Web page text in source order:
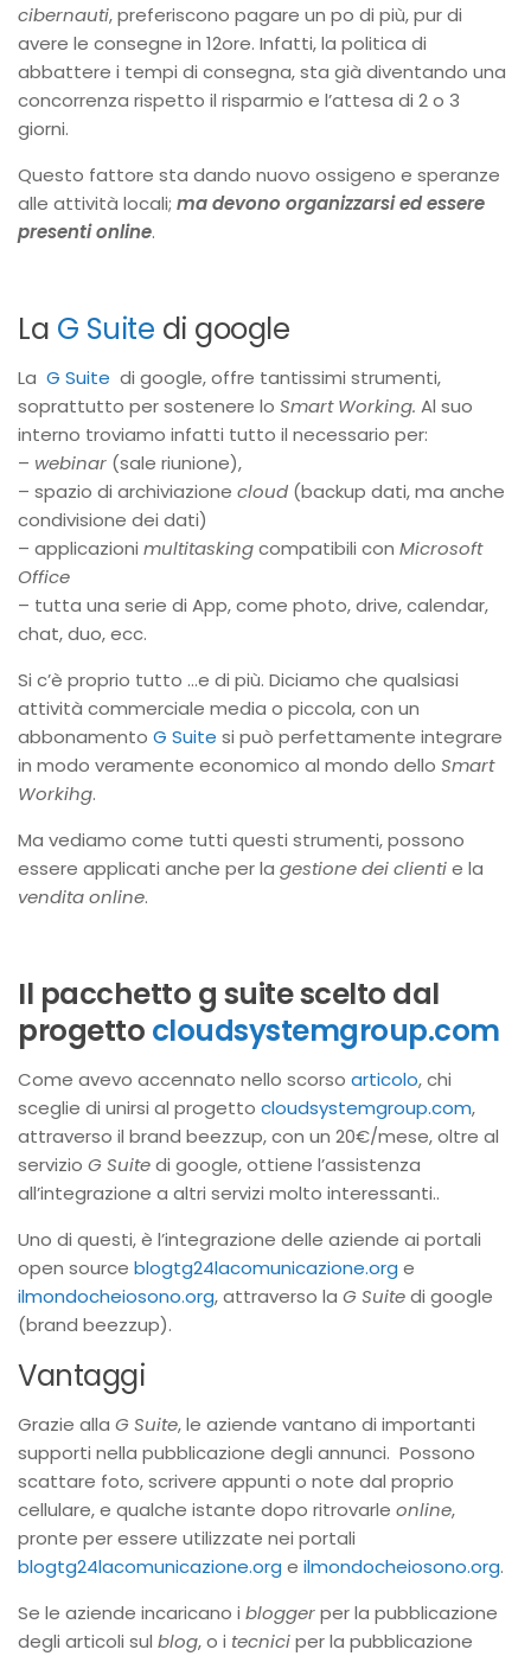
cibernauti, preferiscono pagare un po di più, pur di
avere le consegne in 12ore. Infatti, la politica di
abbattere i tempi di consegna, sta già diventando una
concorrenza rispetto il risparmio e l’attesa di 2 o 3
giorni.
Questo fattore sta dando nuovo ossigeno e speranze
alle attività locali; ma devono organizzarsi ed essere
presenti online.
La G Suite di google
La G Suite di google, offre tantissimi strumenti,
soprattutto per sostenere lo Smart Working. Al suo
interno troviamo infatti tutto il necessario per:
– webinar (sale riunione),
– spazio di archiviazione cloud (backup dati, ma anche
condivisione dei dati)
– applicazioni multitaskingcompatibili con Microsoft
Office
– tutta una serie di App, come photo, drive, calendar,
chat, duo, ecc.
Si c’è proprio tutto …e di più. Diciamo che qualsiasi
attività commerciale media o piccola, con un
abbonamento G Suite si può perfettamente integrare
in modo veramente economico al mondo dello Smart
Workihg.
Ma vediamo come tutti questi strumenti, possono
essere applicati anche per la gestione dei clientie la
vendita online.
Il pacchetto g suite scelto dal
progetto cloudsystemgroup.com
Come avevo accennato nello scorso articolo, chi
sceglie di unirsi al progetto cloudsystemgroup.com,
attraverso il brand beezzup, con un 20€/mese, oltre al
servizio G Suitedi google, ottiene l’assistenza
all’integrazione a altri servizi molto interessanti..
Uno di questi, è l’integrazione delle aziende ai portali
open source blogtg24lacomunicazione.org e
ilmondocheiosono.org, attraverso la G Suitedi google
(brand beezzup).
Vantaggi
Grazie alla G Suite, le aziende vantano di importanti
supporti nella pubblicazione degli annunci. Possono
scattare foto, scrivere appunti o note dal proprio
cellulare, e qualche istante dopo ritrovarle online,
pronte per essere utilizzate nei portali
blogtg24lacomunicazione.org e ilmondocheiosono.org.
Se le aziende incaricano i bloggerper la pubblicazione
degli articoli sul blog, o i tecniciper la pubblicazione